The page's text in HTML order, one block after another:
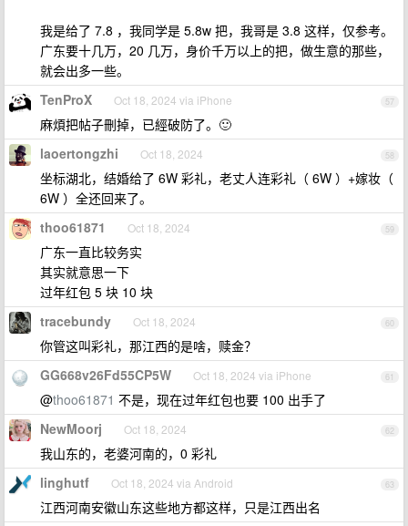
我是给了 7.8 ，我同学是 5.8w 把，我哥是 3.8 这样，仅参考。
广东要十几万，20 几万，身价千万以上的把，做生意的那些，
就会出多一些。
57
TenProX Oct 18, 2024 via iPhone
麻煩把帖子刪掉，已經破防了。🙂
58
laoertongzhi Oct 18, 2024
坐标湖北，结婚给了 6W 彩礼，老丈人连彩礼（ 6W ）+嫁妆（
6W ）全还回来了。
59
thoo61871 Oct 18, 2024
广东一直比较务实
其实就意思一下
过年红包 5 块 10 块
60
tracebundy Oct 18, 2024
你管这叫彩礼，那江西的是啥，赎金？
61
GG668v26Fd55CP5W Oct 18, 2024 via iPhone
@thoo61871 不是，现在过年红包也要 100 出手了
62
NewMoorj Oct 18, 2024
我山东的，老婆河南的，0 彩礼
63
linghutf Oct 18, 2024 via Android
江西河南安徽山东这些地方都这样，只是江西出名